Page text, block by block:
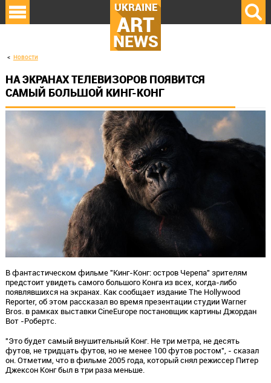
UKRAINE
ART
NEWS
Новости
НА ЭКРАНАХ ТЕЛЕВИЗОРОВ ПОЯВИТСЯ
САМЫЙ БОЛЬШОЙ КИНГ-КОНГ
В фантастическом фильме "Кинг-Конг: остров Черепа" зрителям
предстоит увидеть самого большого Конга из всех, когда-либо
появлявшихся на экранах. Как сообщает издание The Hollywood
Reporter, об этом рассказал во время презентации студии Warner
Bros. в рамках выставки CineEurope постановщик картины Джордан
Вот -Робертс.
"Это будет самый внушительный Конг. Не три метра, не десять
футов, не тридцать футов, но не менее 100 футов ростом", - сказал
он. Отметим, что в фильме 2005 года, который снял режиссер Питер
Джексон Конг был в три раза меньше.